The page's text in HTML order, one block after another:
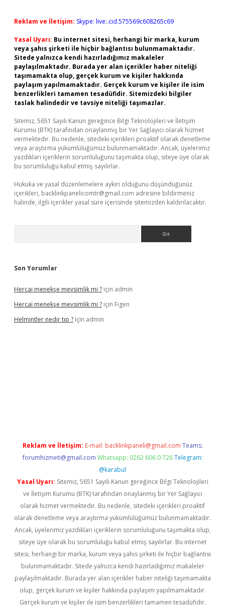
Reklam ve İletişim: Skype: live:.cid.575569c608265c69
Yasal Uyarı: Bu internet sitesi, herhangi bir marka, kurum
veya şahıs şirketi ile hiçbir bağlantısı bulunmamaktadır.
Sitede yalnızca kendi hazırladığımız makaleler
paylaşılmaktadır. Burada yer alan içerikler haber niteliği
taşımamakta olup, gerçek kurum ve kişiler hakkında
paylaşım yapılmamaktadır. Gerçek kurum ve kişiler ile isim
benzerlikleri tamamen tesadüfidir. Sitemizdeki bilgiler
taslak halindedir ve tavsiye niteliği taşımazlar.
Sitemiz, 5651 Sayılı Kanun gereğince Bilgi Teknolojileri ve İletişim
Kurumu (BTK) tarafından onaylanmış bir Yer Sağlayıcı olarak hizmet
vermektedir. Bu nedenle, sitedeki içerikleri proaktif olarak denetleme
veya araştırma yükümlülüğümüz bulunmamaktadır. Ancak, üyelerimiz
yazdıkları içeriklerin sorumluluğunu taşımakta olup, siteye üye olarak
bu sorumluluğu kabul etmiş sayılırlar.
Hukuka ve yasal düzenlemelere aykırı olduğunu düşündüğünüz
içerikleri, backlinkpanelicomtr@gmail.com adresine bildirmeniz
halinde, ilgili içerikler yasal süre içerisinde sitemizden kaldırılacaktır.
Son Yorumlar
Hercai menekşe mevsimlik mi ? için admin
Hercai menekşe mevsimlik mi ? için Figen
Helmintler nedir tıp ? için admin
Reklam ve İletişim: E-mail: backlinkpaneli@gmail.com Teams:
forumhizmeti@gmail.com Whatsapp: 0262 606 0 726 Telegram:
@karabul
Yasal Uyarı: Sitemiz, 5651 Sayılı Kanun gereğince Bilgi Teknolojileri
ve İletişim Kurumu (BTK) tarafından onaylanmış bir Yer Sağlayıcı
olarak hizmet vermektedir. Bu nedenle, sitedeki içerikleri proaktif
olarak denetleme veya araştırma yükümlülüğümüz bulunmamaktadır.
Ancak, üyelerimiz yazdıkları içeriklerin sorumluluğunu taşımakta olup,
siteye üye olarak bu sorumluluğu kabul etmiş sayılırlar. Bu internet
sitesi, herhangi bir marka, kurum veya şahıs şirketi ile hiçbir bağlantısı
bulunmamaktadır. Sitede yalnızca kendi hazırladığımız makaleler
paylaşılmaktadır. Burada yer alan içerikler haber niteliği taşımamakta
olup, gerçek kurum ve kişiler hakkında paylaşım yapılmamaktadır.
Gerçek kurum ve kişiler ile isim benzerlikleri tamamen tesadüfidir.